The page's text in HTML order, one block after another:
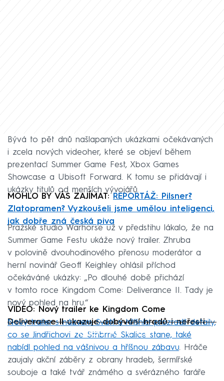
Bývá to pět dnů našlapaných ukázkami očekávaných
i zcela nových videoher, které se objeví během
prezentací Summer Game Fest, Xbox Games
Showcase a Ubisoft Forward. K tomu se přidávají i
ukázky titulů od menších vývojářů.
MOHLO BY VÁS ZAJÍMAT: REPORTÁŽ: Pilsner?
Zlatopramen? Vyzkoušeli jsme umělou inteligenci,
jak dobře zná česká piva
Pražské studio Warhorse už v předstihu lákalo, že na
Summer Game Festu ukáže nový trailer. Zhruba
v polovině dvouhodinového přenosu moderátor a
herní novinář Geoff Keighley ohlásil příchod
očekáváné ukázky: „Po dlouhé době přichází
v tomto roce Kingdom Come: Deliverance II. Tady je
nový pohled na hru.“
VIDEO: Nový trailer ke Kingdom Come
Deliverance II ukazuje dobývání hradů i neřesti
Failed to fetch
Nový trailer s názvem Svatí a hříšníci prozradil detaily,
co se Jindřichovi ze Stříbrné Skalice stane, také
nabídl pohled na vášnivou a hříšnou zábavu. Hráče
zaujaly akční záběry z obrany hradeb, šermířské
souboje a také tvář známého a svérázného faráře